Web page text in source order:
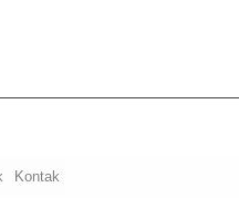
Kontak